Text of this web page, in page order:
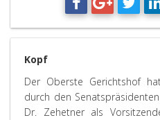
Kopf
Der Oberste Gerichtshof
durch den
Dr. Zehetner als